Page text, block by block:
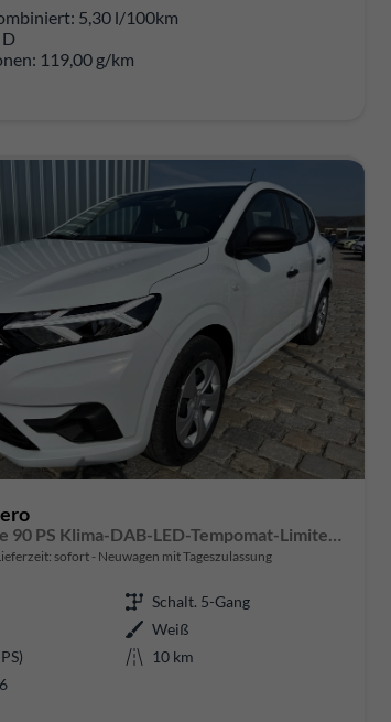
5,30 l/100km
D
119,00 g/km
Essential TCe 90 PS Klima-DAB-LED-Tempomat-Limiter-sofort
sofort Neuwagen mit Tageszulassung
Schalt. 5-Gang
Weiß
10 km